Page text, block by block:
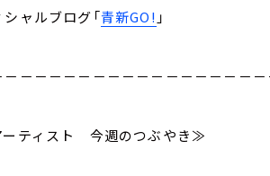
ャルブログ「青新GO! 」
－－－－－－－－－－－－－－－－－
ティスト 今週のつぶやき≫